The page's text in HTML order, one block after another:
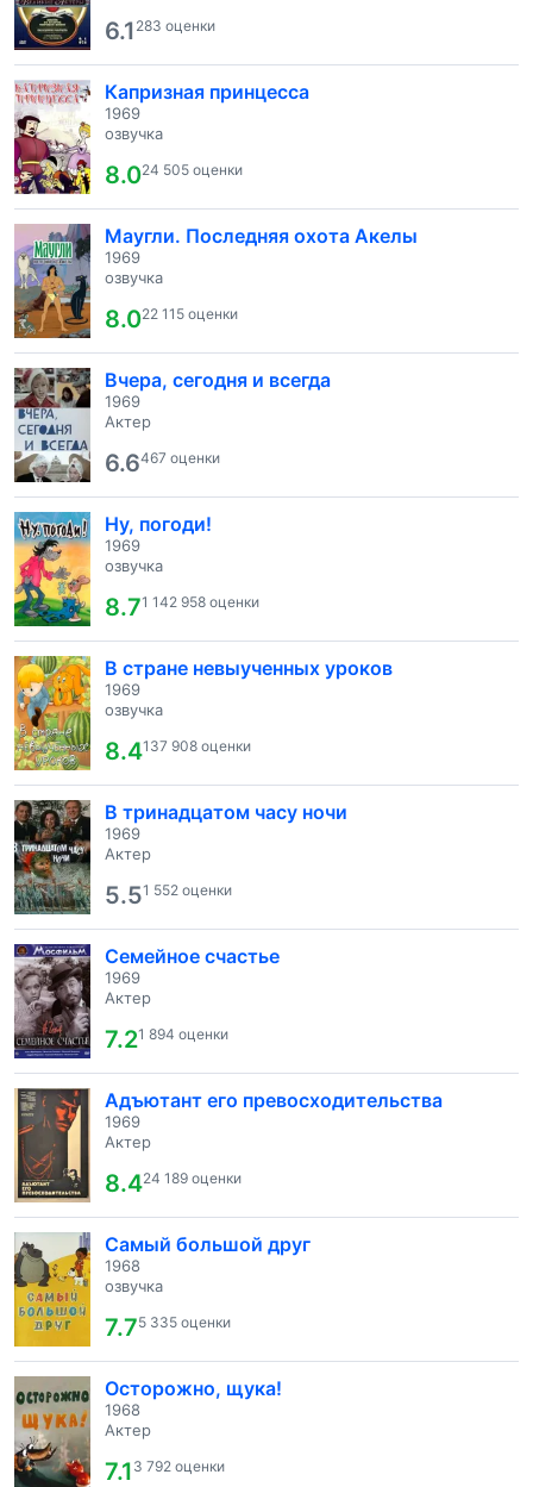
6.1 283 оценки
Капризная принцесса
1969
озвучка
8.024 505 оценки
Маугли. Последняя охота Акелы
1969
озвучка
8.022 115 оценки
Вчера, сегодня и всегда
1969
Актер
6.6467 оценки
Ну, погоди!
1969
озвучка
8.71 142 958 оценки
В стране невыученных уроков
1969
озвучка
8.4137 908 оценки
В тринадцатом часу ночи
1969
Актер
5.51 552 оценки
Семейное счастье
1969
Актер
7.21 894 оценки
Адъютант его превосходительства
1969
Актер
8.424 189 оценки
Самый большой друг
1968
озвучка
7.75 335 оценки
Осторожно, щука!
1968
Актер
7.1 3 792 оценки